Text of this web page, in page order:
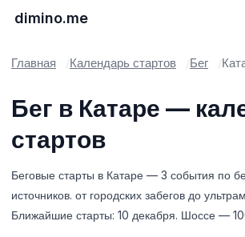
dimino.me
Главная Календарь стартов Бег
Бег в Катаре —
стартов
Беговые старты в Катаре — 3 события по
источников. от городских забегов до
Ближайшие старты: 10 декабря. Шоссе —